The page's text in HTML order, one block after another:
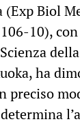
(Exp Biol
10),
ha
preciso